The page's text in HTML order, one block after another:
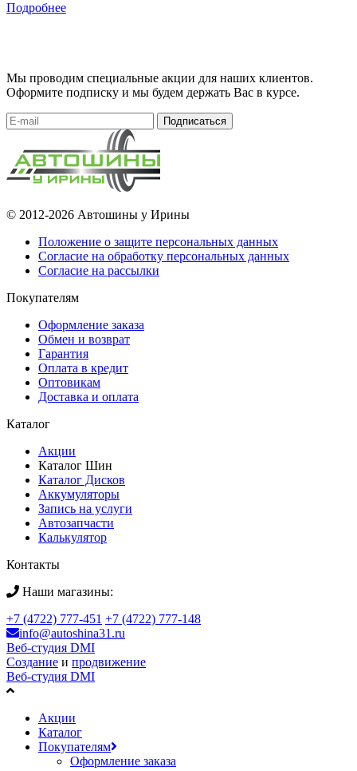
Подробнее
Мы проводим специальные акции для наших клиентов.
Оформите подписку и мы будем держать Вас в курсе.
Подписаться
© 2012-2026 Автошины у Ирины
Положение о защите персональных данных
Согласие на обработку персональных данных
Согласие на рассылки
Покупателям
Оформление заказа
Обмен и возврат
Гарантия
Оплата в кредит
Оптовикам
Доставка и оплата
Каталог
Акции
Каталог Шин
Каталог Дисков
Аккумуляторы
Запись на услуги
Автозапчасти
Калькулятор
Контакты
Наши магазины:
+7 (4722) 777-451 +7 (4722) 777-148
info@autoshina31.ru
Веб-студия DMI
Создание и продвижение
Веб-студия DMI
Акции
Каталог
Покупателям
Оформление заказа